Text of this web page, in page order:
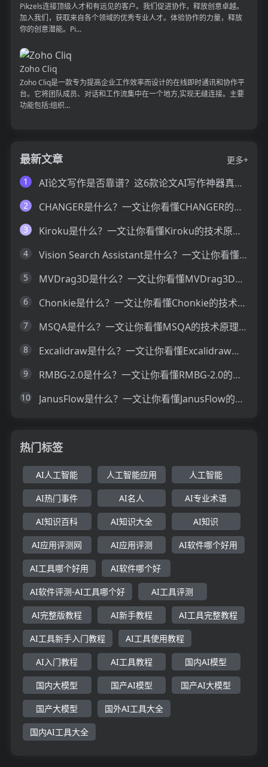
Pikzels连接顶级人才和有远见的客户。我们促进协作，释放创意卓越。
加入我们，获取来自各个领域的优秀专业人才。体验协作的力量，释放
你的创意潜能。Pi...
Zoho Cliq
Zoho Cliq是一款专为提高企业工作效率而设计的在线即时通讯和协作平
台。它将团队成员、对话和工作流集中在一个地方,实现无缝连接。主要
功能包括:组织...
最新文章
更多+
1
AI论文写作是否靠谱？这6款论文AI写作神器真的可以让你效率翻倍
2 CHANGER是什么？一文让你看懂CHANGER的技术原理、主要功能、应用场景
3 Kiroku是什么？一文让你看懂Kiroku的技术原理、主要功能、应用场景
4 Vision Search Assistant是什么？一文让你看懂Vision Search Assistant的技术原理、主要功能、应用场景
5 MVDrag3D是什么？一文让你看懂MVDrag3D的技术原理、主要功能、应用场景
6 Chonkie是什么？一文让你看懂Chonkie的技术原理、主要功能、应用场景
7 MSQA是什么？一文让你看懂MSQA的技术原理、主要功能、应用场景
8 Excalidraw是什么？一文让你看懂Excalidraw的技术原理、主要功能、应用场景
9 RMBG-2.0是什么？一文让你看懂RMBG-2.0的技术原理、主要功能、应用场景
10 JanusFlow是什么？一文让你看懂JanusFlow的技术原理、主要功能、应用场景
热门标签
AI人工智能 人工智能应用 人工智能
AI热门事件 AI名人 AI专业术语
AI知识百科 AI知识大全 AI知识
AI应用评测网 AI应用评测 AI软件哪个好用
AI工具哪个好用 AI软件哪个好
AI软件评测-AI工具哪个好 AI工具评测
AI完整版教程 AI新手教程 AI工具完整教程
AI工具新手入门教程 AI工具使用教程
AI入门教程 AI工具教程 国内AI模型
国内大模型 国产AI模型 国产AI大模型
国产大模型 国外AI工具大全
国内AI工具大全